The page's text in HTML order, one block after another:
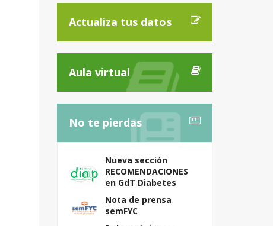
Actualiza tus datos
Aula virtual
No te pierdas
Nueva sección
RECOMENDACIONES
en GdT Diabetes
Nota de prensa
semFYC